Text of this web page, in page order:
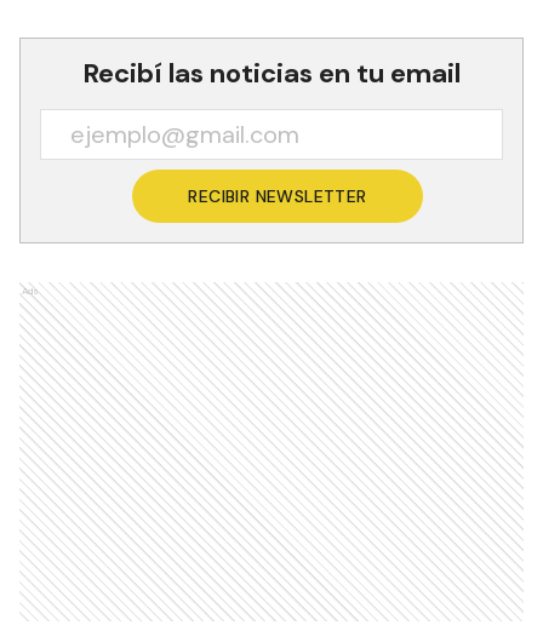
Recibí las noticias en tu email
RECIBIR NEWSLETTER
Ads